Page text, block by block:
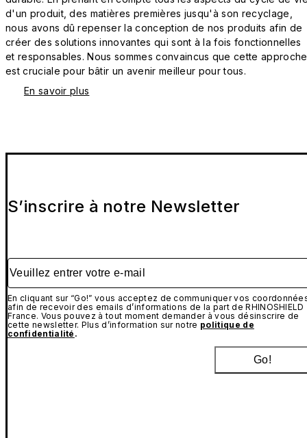
d'un produit, des matières premières jusqu'à son recyclage,
nous avons dû repenser la conception de nos produits afin de
créer des solutions innovantes qui sont à la fois fonctionnelles
et responsables. Nous sommes convaincus que cette approche
est cruciale pour bâtir un avenir meilleur pour tous.
En savoir plus
S’inscrire à notre Newsletter
Veuillez entrer votre e-mail
En cliquant sur “Go!” vous acceptez de communiquer vos
afin de recevoir des emails d’informations de la part de RHINOSHIELD
France. Vous pouvez à tout moment demander à vous désinscrire de
cette newsletter. Plus d’information sur notre politique de
confidentialité .
Go!